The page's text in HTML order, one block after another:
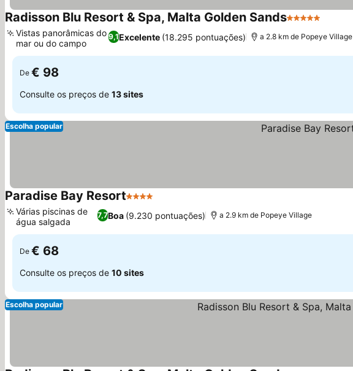
Radisson Blu Resort & Spa, Malta Golden Sands5 Estrelas
9,1Excelente (18.295 pontuações)
Vistas panorâmicas do
mar ou do campo
a 2.8 km de Popeye Village
De € 98
Consulte os preços de 13 sites
Escolha popular
Paradise Bay Resort4 Estrelas
7,7Boa (9.230 pontuações)
Várias piscinas de
água salgada
a 2.9 km de Popeye Village
De € 68
Consulte os preços de 10 sites
Escolha popular